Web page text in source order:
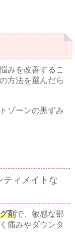
みを改善するこ
方法を選んだら
ゾーンの黒ずみ
ティメイトな
剤で、敏感な部
痛みやダウンタ